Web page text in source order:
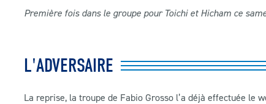
Première fois dans le groupe pour Toichi et Hicham ce
L'ADVERSAIRE
La reprise, la troupe de Fabio Grosso l’a déjà effectuée le